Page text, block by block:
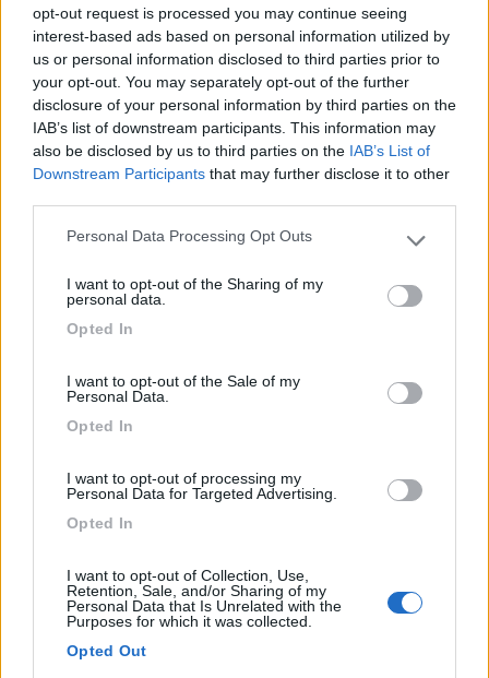
opt-out request is processed you may continue seeing
interest-based ads based on personal information utilized by
us or personal information disclosed to third parties prior to
your opt-out. You may separately opt-out of the further
disclosure of your personal information by third parties on the
IAB’s list of downstream participants. This information may
also be disclosed by us to third parties on the IAB’s List of
Downstream Participants that may further disclose it to other
Please note that this website/app uses one or more Google
not limited to your visit or usage behaviour. You may click to
grant or deny consent to Google and its third-party tags to
use your data for below specified purposes in below Google
Personal Data Processing Opt Outs
I want to opt-out of the Sharing of my
personal data.
Opted In
I want to opt-out of the Sale of my
Personal Data.
Opted In
I want to opt-out of processing my
Personal Data for Targeted Advertising.
Opted In
I want to opt-out of Collection, Use,
Retention, Sale, and/or Sharing of my
Personal Data that Is Unrelated with the
Purposes for which it was collected.
Opted Out
Area di sosta (AA)
Gran Collina
8,4 5
Servizi / Posizione
San Damiano D'Asti (AT) - 73.3km
SP 12, Borgata Stizza 38
Area di sosta (AA)